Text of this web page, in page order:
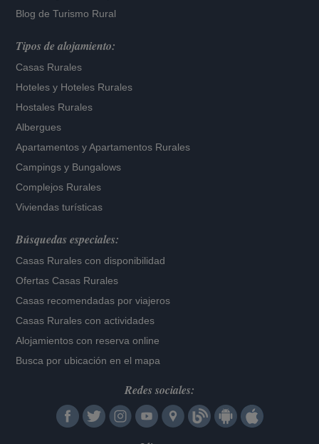
Blog de Turismo Rural
Tipos de alojamiento:
Casas Rurales
Hoteles y Hoteles Rurales
Hostales Rurales
Albergues
Apartamentos yApartamentos Rurales
Campings y Bungalows
Complejos Rurales
Viviendas turísticas
Búsquedas especiales:
Casas Rurales con disponibilidad
Ofertas Casas Rurales
Casas recomendadas por viajeros
Casas Rurales con actividades
Alojamientos con reserva online
Busca por ubicación en el mapa
Redes sociales: